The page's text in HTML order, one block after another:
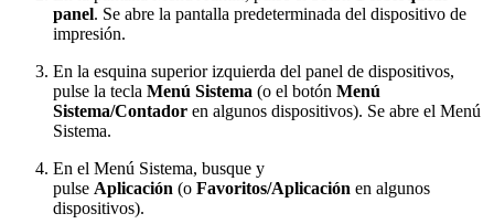
panel. Se abre la pantalla predeterminada del dispositivo de
impresión.
En la esquina superior izquierda del panel de dispositivos,
pulse la tecla Menú Sistema (o el botón Menú
Sistema/Contador en algunos dispositivos). Se abre el Menú
Sistema.
En el Menú Sistema, busque y
pulse Aplicación (o Favoritos/Aplicación en algunos
dispositivos).